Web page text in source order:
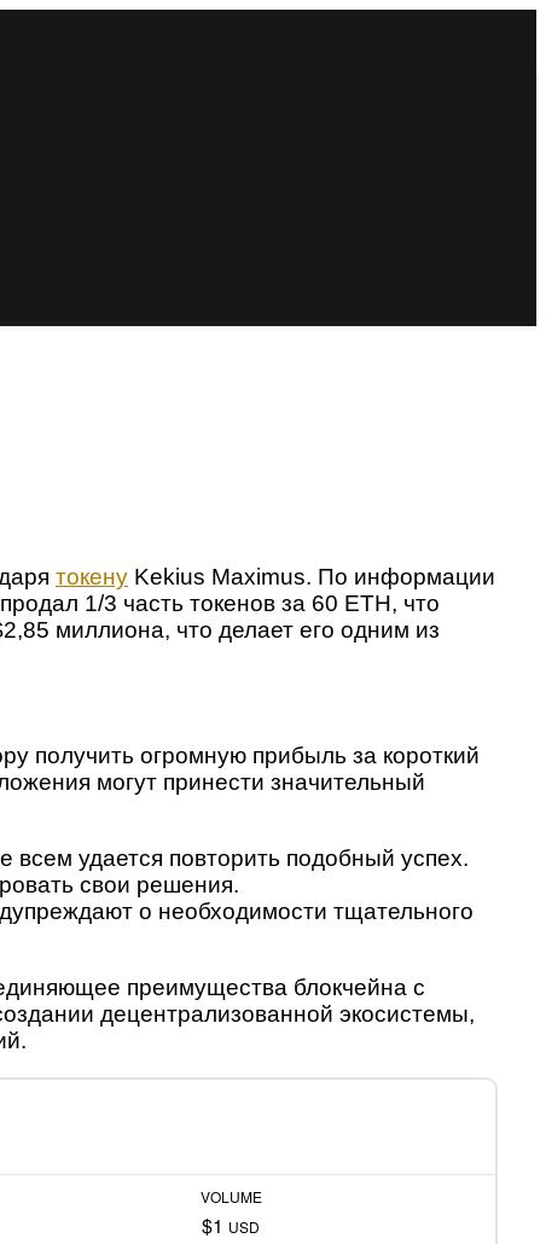
токену Kekius Maximus. По информации
1/3 часть токенов за 60 ETH, что
миллиона, что делает его одним из
получить огромную прибыль за короткий
могут принести значительный
удается повторить подобный успех.
свои решения.
о необходимости тщательного
преимущества блокчейна с
децентрализованной экосистемы,
VOLUME
$1 USD